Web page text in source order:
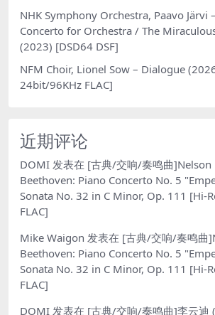
NHK Symphony Orchestra, Paavo Järvi
Concerto for Orchestra / The
(2023) [DSD64 DSF]
NFM Choir, Lionel Sow – Dialogue
24bit/96KHz FLAC]
近期评论
DOMI 发表在 [古典/交响/奏鸣曲]Nelson
Beethoven: Piano Concerto No. 5
Sonata No. 32 in C Minor, Op. 111 [Hi-
FLAC]
Mike Waigon 发表在 [古典/交响/奏鸣曲
Beethoven: Piano Concerto No. 5
Sonata No. 32 in C Minor, Op. 111 [Hi-
FLAC]
DOMI 发表在 [古典/交响/奏鸣曲]李云迪